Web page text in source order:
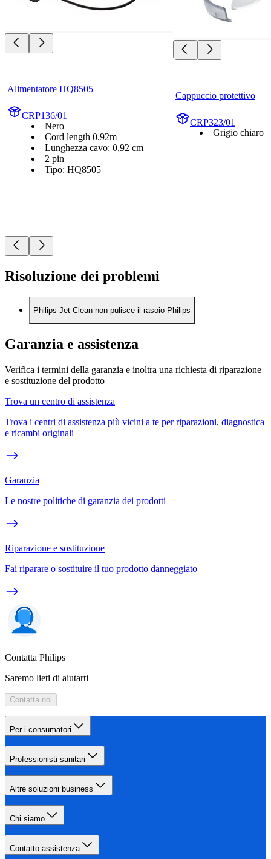
Alimentatore HQ8505
CRP136/01
Nero
Cord length 0.92m
Lunghezza cavo: 0,92 cm
2 pin
Tipo: HQ8505
Cappuccio protettivo
CRP323/01
Grigio chiaro
Risoluzione dei problemi
Philips Jet Clean non pulisce il rasoio Philips
Garanzia e assistenza
Verifica i termini della garanzia e inoltra una richiesta di riparazione
e sostituzione del prodotto
Trova un centro di assistenza
Trova i centri di assistenza più vicini a te per riparazioni, diagnostica
e ricambi originali
Garanzia
Le nostre politiche di garanzia dei prodotti
Riparazione e sostituzione
Fai riparare o sostituire il tuo prodotto danneggiato
Contatta Philips
Saremo lieti di aiutarti
Contatta noi
Per i consumatori
Professionisti sanitari
Altre soluzioni business
Chi siamo
Contatto assistenza